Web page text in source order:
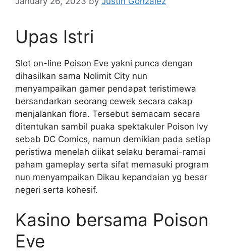
Upas Istri
Slot on-line Poison Eve yakni punca dengan
dihasilkan sama Nolimit City nun
menyampaikan gamer pendapat teristimewa
bersandarkan seorang cewek secara cakap
menjalankan flora. Tersebut semacam secara
ditentukan sambil puaka spektakuler Poison Ivy
sebab DC Comics, namun demikian pada setiap
peristiwa menelah diikat selaku beramai-ramai
paham gameplay serta sifat memasuki program
nun menyampaikan Dikau kepandaian yg besar
negeri serta kohesif.
Kasino bersama Poison
Eve